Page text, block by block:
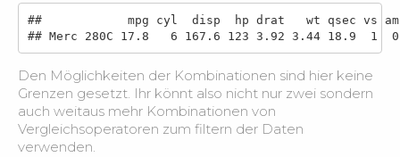
##            mpg cyl  disp  hp drat   wt qsec vs am
## Merc 280C 17.8   6 167.6 123 3.92 3.44 18.9
Den Möglichkeiten der Kombinationen sind hier keine
Grenzen gesetzt. Ihr könnt also nicht nur zwei sondern
auch weitaus mehr Kombinationen von
Vergleichsoperatoren zum filtern der Daten
verwenden.